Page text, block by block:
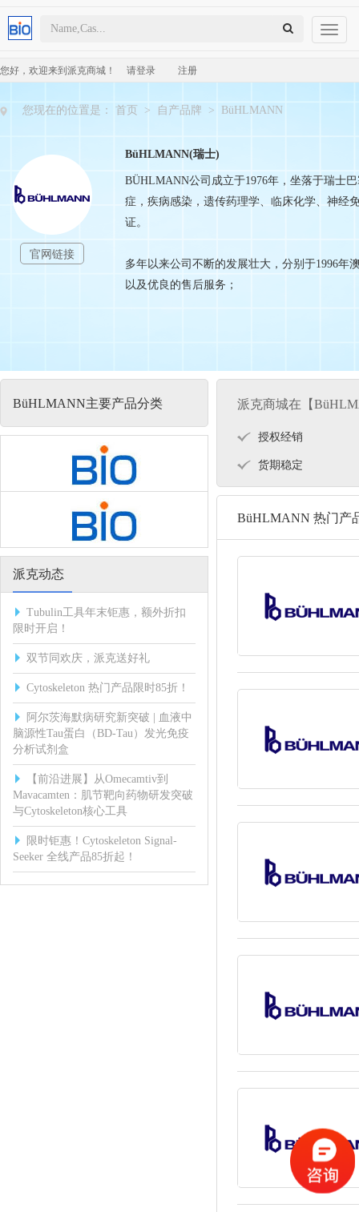
您好，欢迎来到派克商城！ 请登录 注册
Toggle
您现在的位置是： 首页 > 自产品牌 > BüHLMANN
官网链接
BüHLMANN(瑞士)
BÜHLMANN公司成立于1976年，坐落于瑞士
症，疾病感染，遗传药理学、临床化学、神经
证。
多年以来公司不断的发展壮大，分别于1996年
以及优良的售后服务；
BüHLMANN主要产品分类
派克动态
Tubulin工具年末钜惠，额外折扣
限时开启！
双节同欢庆，派克送好礼
Cytoskeleton 热门产品限时85折！
阿尔茨海默病研究新突破 | 血液中
脑源性Tau蛋白（BD-Tau）发光免疫
分析试剂盒
【前沿进展】从Omecamtiv到
Mavacamten：肌节靶向药物研发突破
与Cytoskeleton核心工具
限时钜惠！Cytoskeleton Signal-
Seeker 全线产品85折起！
派克商城在【
授权经销
货期稳定
BüHLMANN 热门产